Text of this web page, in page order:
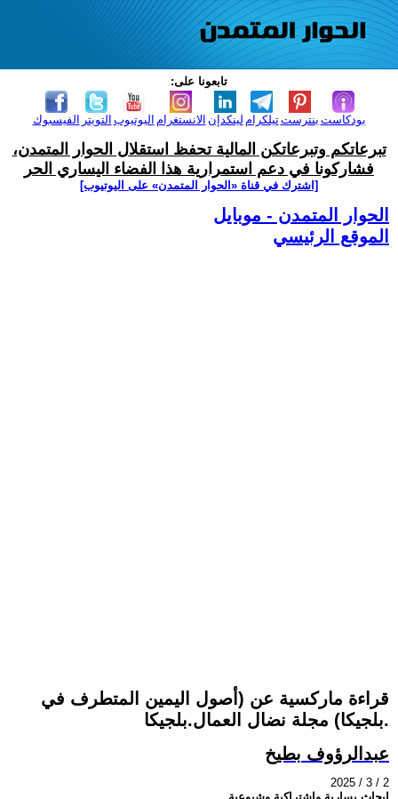
تابعونا على:
الفيسبوك التويتر اليوتيوب الانستغرام لينكدإن تيلكرامبنترست بودكاست
تبرعاتكم وتبرعاتكن المالية تحفظ استقلال الحوار المتمدن،
فشاركونا في دعم استمرارية هذا الفضاء اليساري الحر
[اشترك في قناة ‫«الحوار المتمدن» على اليوتيوب]
الحوار المتمدن - موبايل
الموقع الرئيسي
قراءة ماركسية عن (أصول اليمين المتطرف في
بلجيكا) مجلة نضال العمال.بلجيكا.
عبدالرؤوف بطيخ
2025 / 3 / 2